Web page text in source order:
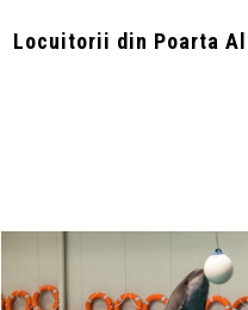
Locuitorii din Poarta